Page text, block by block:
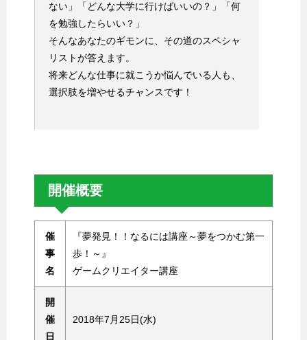
ない」「どんな大学に行けばいいの？」「何
を勉強したらいい？」
そんなあなたのギモンに、その道のスペシャ
リストが答えます。
将来どんな仕事に就こうか悩んでいる人も、
選択肢を増やせるチャンスです！
開催概要
催
事
名
『夢発見！！なるには講座～夢をつかむ第一
歩！～』
ゲームクリエイター講座
開
催
日
2018年7月25日(水)